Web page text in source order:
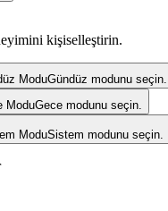
kişiselleştirin.
ModuGündüz modunu seçin.
ModuGece modunu seçin.
ModuSistem modunu seçin.